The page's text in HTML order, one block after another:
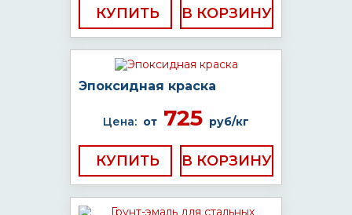
КУПИТЬ
Эпоксидная краска
Цена: от 725 руб/кг
КУПИТЬ